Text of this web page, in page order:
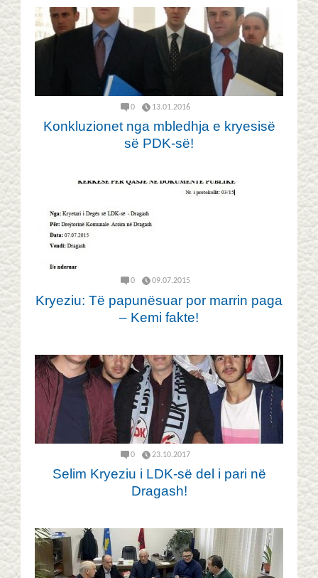
0 13.01.2016
Konkluzionet nga mbledhja e kryesisë
së PDK-së!
0 09.07.2015
Kryeziu: Të papunësuar por marrin paga
– Kemi fakte!
0 23.10.2017
Selim Kryeziu i LDK-së del i pari në
Dragash!